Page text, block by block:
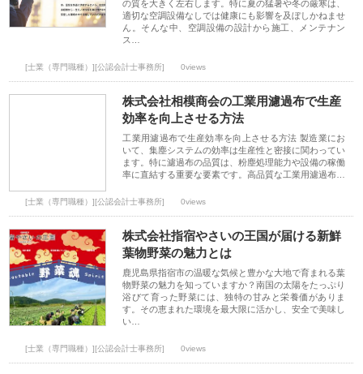
の質を大きく左右します。特に夏の猛暑や冬の厳寒は、
適切な空調設備なしでは健康にも影響を及ぼしかねませ
ん。そんな中、空調設備の設計から施工、メンテナン
ス…
[士業（専門職種）][公認会計士事務所] 0views
株式会社相模商会の工業用濾過布で生産
効率を向上させる方法
工業用濾過布で生産効率を向上させる方法 製造業にお
いて、集塵システムの効率は生産性と密接に関わってい
ます。特に濾過布の品質は、粉塵処理能力や設備の稼働
率に直結する重要な要素です。高品質な工業用濾過布…
[士業（専門職種）][公認会計士事務所] 0views
株式会社指宿やさいの王国が届ける新鮮
葉物野菜の魅力とは
鹿児島県指宿市の温暖な気候と豊かな大地で育まれる葉
物野菜の魅力を知っていますか？南国の太陽をたっぷり
浴びて育った野菜には、独特の甘みと栄養価がありま
す。その恵まれた環境を最大限に活かし、安全で美味し
い…
[士業（専門職種）][公認会計士事務所] 0views